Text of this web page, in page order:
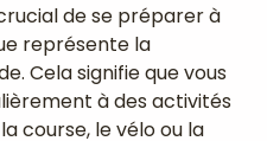
de se préparer à
représente la
Cela signifie que vous
à des activités
course, le vélo ou la